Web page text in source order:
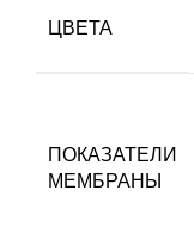
ЦВЕТА
ПОКАЗАТЕЛИ
МЕМБРАНЫ